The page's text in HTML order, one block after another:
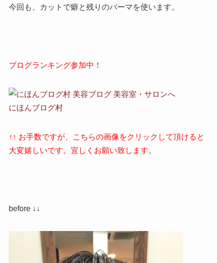
今回も、カットで癖と残りのパーマを使います。
ブログランキング参加中！
にほんブログ村
↑↑ お手数ですが、こちらの画像をクリックして頂けると
大変嬉しいです。宜しくお願い致します。
before ↓↓